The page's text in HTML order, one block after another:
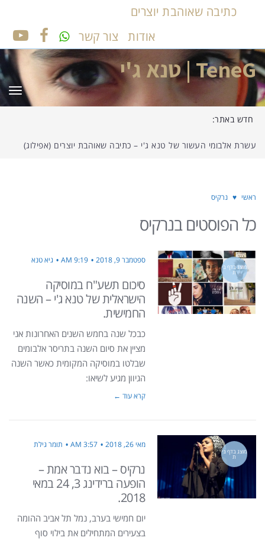
כתיבה שאוהבת יוצרים
אודות
צור קשר
TeneG | טנא ג'י
חדש באתר:
עשרת אלבומי העשור של טנא ג'י – כתיבה שאוהבת יוצרים (אפילוג)
ראשי ♥ נרקיס
כל הפוסטים בנרקיס
מוצג בדף בי
ת
ספטמבר 9, 2018 9:19 AM גיא טנא
סיכום תשע"ח במוסיקה
הישראלית של טנא ג'י – השנה
החמישית.
כבכל שנה בחמש השנים האחרונות אני
מציין את סיום השנה בתריסר אלבומים
שבלטו במוסיקה המקומית כאשר השנה
הגיוון מגיע לשיאו:
קרא עוד ←
מוצג בדף בי
ת
מאי 26, 2018 3:57 AM תומר גילת
נרקיס – בוא נדבר אמת –
הופעה ברידינג 3, 24 במאי
2018.
יום חמישי בערב, נמל תל אביב ההומה
בצעירים המתחילים את בילוי סוף